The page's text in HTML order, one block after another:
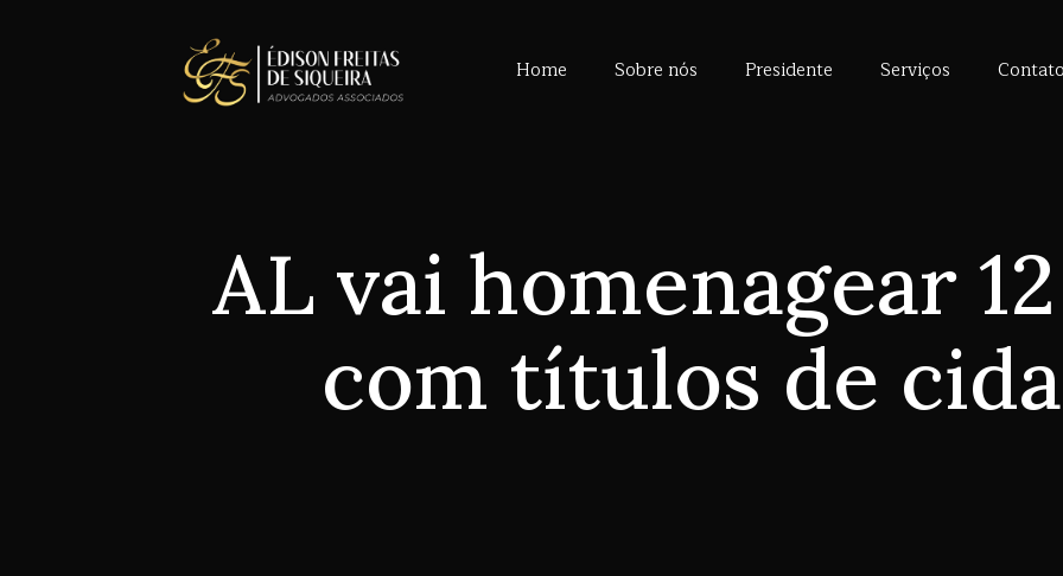
Home Sobre nós Presidente Serviços
AL vai homenagear
com títulos de